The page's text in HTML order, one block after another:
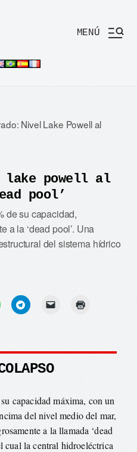
MENÚ
Nivel Lake Powell al
lake powell al
pool’
de su capacidad,
a la ‘dead pool’. Una
del sistema hídrico
capacidad máxima, con un
del nivel medio del mar,
a la llamada ‘dead
cual la central hidroeléctrica